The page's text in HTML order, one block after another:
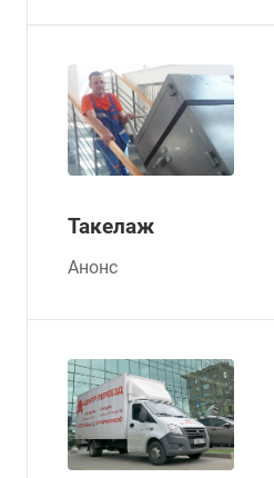
Такелаж
Анонс